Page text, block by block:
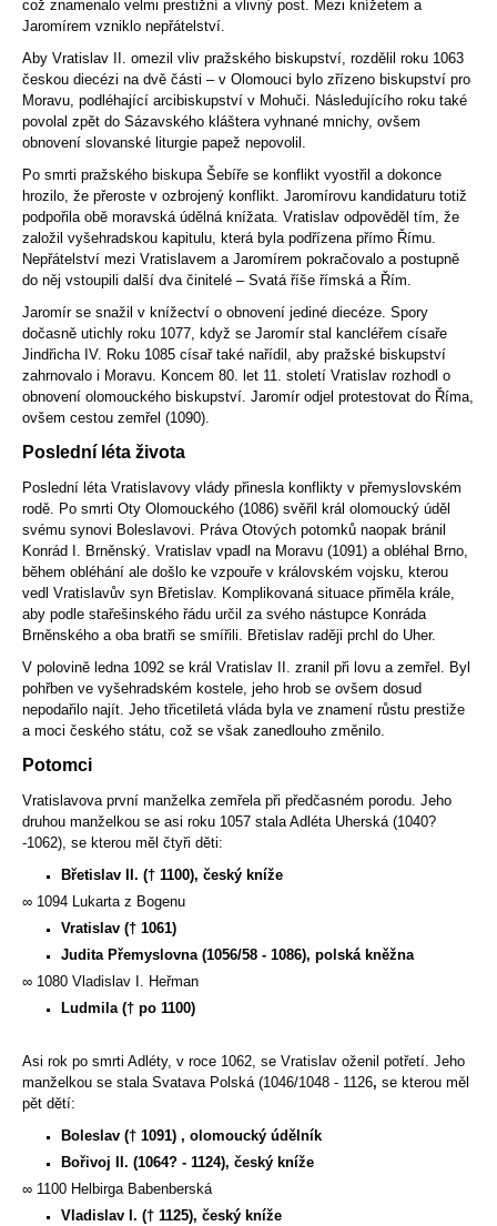
což znamenalo velmi prestižní a vlivný post. Mezi knížetem a
Jaromírem vzniklo nepřátelství.
Aby Vratislav II. omezil vliv pražského biskupství, rozdělil roku 1063
českou diecézi na dvě části – v Olomouci bylo zřízeno biskupství pro
Moravu, podléhající arcibiskupství v Mohuči. Následujícího roku také
povolal zpět do Sázavského kláštera vyhnané mnichy, ovšem
obnovení slovanské liturgie papež nepovolil.
Po smrti pražského biskupa Šebíře se konflikt vyostřil a dokonce
hrozilo, že přeroste v ozbrojený konflikt. Jaromírovu kandidaturu totiž
podpořila obě moravská údělná knížata. Vratislav odpověděl tím, že
založil vyšehradskou kapitulu, která byla podřízena přímo Římu.
Nepřátelství mezi Vratislavem a Jaromírem pokračovalo a postupně
do něj vstoupili další dva činitelé – Svatá říše římská a Řím.
Jaromír se snažil v knížectví o obnovení jediné diecéze. Spory
dočasně utichly roku 1077, když se Jaromír stal kancléřem císaře
Jindřicha IV. Roku 1085 císař také nařídil, aby pražské biskupství
zahrnovalo i Moravu. Koncem 80. let 11. století Vratislav rozhodl o
obnovení olomouckého biskupství. Jaromír odjel protestovat do Říma,
ovšem cestou zemřel (1090).
Poslední léta života
Poslední léta Vratislavovy vlády přinesla konflikty v přemyslovském
rodě. Po smrti Oty Olomouckého (1086) svěřil král olomoucký úděl
svému synovi Boleslavovi. Práva Otových potomků naopak bránil
Konrád I. Brněnský. Vratislav vpadl na Moravu (1091) a obléhal Brno,
během obléhání ale došlo ke vzpouře v královském vojsku, kterou
vedl Vratislavův syn Břetislav. Komplikovaná situace přiměla krále,
aby podle stařešinského řádu určil za svého nástupce Konráda
Brněnského a oba bratři se smířili. Břetislav raději prchl do Uher.
V polovině ledna 1092 se král Vratislav II. zranil při lovu a zemřel. Byl
pohřben ve vyšehradském kostele, jeho hrob se ovšem dosud
nepodařilo najít. Jeho třicetiletá vláda byla ve znamení růstu prestiže
a moci českého státu, což se však zanedlouho změnilo.
Potomci
Vratislavova první manželka zemřela při předčasném porodu. Jeho
druhou manželkou se asi roku 1057 stala Adléta Uherská (1040?
-1062), se kterou měl čtyři děti:
Břetislav II. († 1100), český kníže
∞ 1094 Lukarta z Bogenu
Vratislav († 1061)
Judita Přemyslovna (1056/58 - 1086), polská kněžna
∞ 1080 Vladislav I. Heřman
Ludmila († po 1100)
Asi rok po smrti Adléty, v roce 1062, se Vratislav oženil potřetí. Jeho
manželkou se stala Svatava Polská (1046/1048 - 1126, se kterou měl
pět dětí:
Boleslav († 1091) , olomoucký údělník
Bořivoj II. (1064? - 1124), český kníže
∞ 1100 Helbirga Babenberská
Vladislav I. († 1125), český kníže